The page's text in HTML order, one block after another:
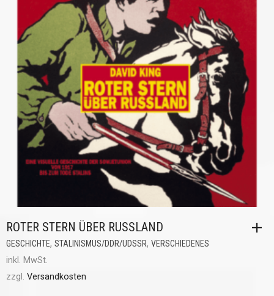
ROTER STERN ÜBER RUSSLAND
GESCHICHTE, STALINISMUS/DDR/UDSSR, VERSCHIEDENES
inkl. MwSt.
zzgl. Versandkosten